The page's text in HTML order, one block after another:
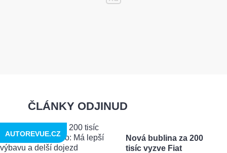
ČLÁNKY ODJINUD
Nová bublina za 200
tisíc vyzve Fiat
AUTOREVUE.CZ